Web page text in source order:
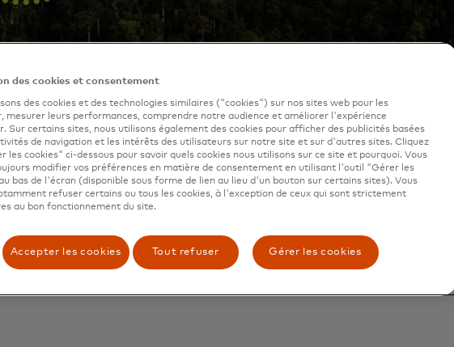
des cookies et consentement
des cookies et des technologies similaires ("cookies") sur nos sites web pour les
mesurer leurs performances, comprendre notre audience et améliorer l'expérience
Sur certains sites, nous utilisons également des cookies pour afficher des publicités basées
de navigation et les intérêts des utilisateurs sur notre site et sur d'autres sites. Cliquez
les cookies" ci-dessous pour savoir quels cookies nous utilisons sur ce site et pourquoi. Vous
modifier vos préférences en matière de consentement en utilisant l'outil "Gérer les
bas de l'écran (disponible sous forme de lien au lieu d'un bouton sur certains sites). Vous
refuser certains ou tous les cookies, à l'exception de ceux qui sont strictement
au bon fonctionnement du site.
Accepter les cookies Tout refuser Gérer les cookies